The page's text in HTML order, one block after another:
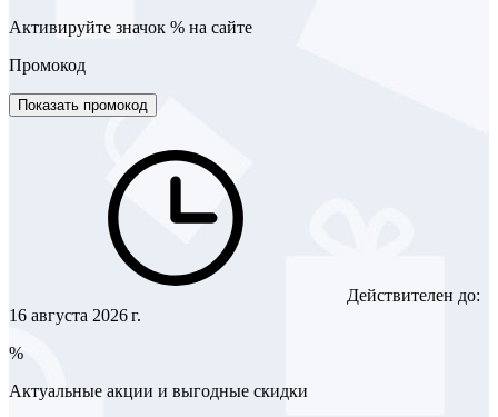
Активируйте значок % на сайте
Промокод
Показать промокод
Действителен до:
16 августа 2026 г.
%
Актуальные акции и выгодные скидки